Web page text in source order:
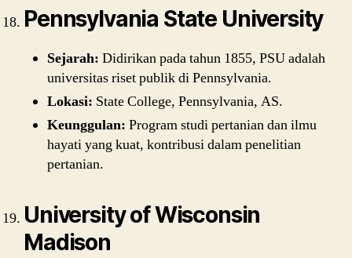
Pennsylvania State University
Sejarah: Didirikan pada tahun 1855, PSU adalah
universitas riset publik di Pennsylvania.
Lokasi: State College, Pennsylvania, AS.
Keunggulan: Program studi pertanian dan ilmu
hayati yang kuat, kontribusi dalam penelitian
pertanian.
University of Wisconsin
Madison